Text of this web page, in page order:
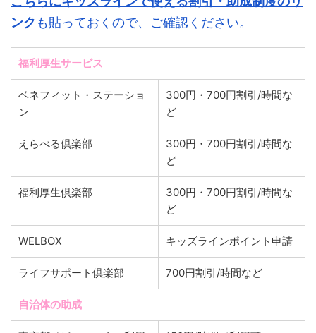
ンク も貼っておくので、ご確認ください。
福利厚生サービス
ベネフィット・ステーショ
ン
300円・700円割引/時間な
ど
えらべる倶楽部
300円・700円割引/時間な
ど
福利厚生倶楽部
300円・700円割引/時間な
ど
WELBOX キッズラインポイント申請
ライフサポート倶楽部 700円割引/時間など
自治体の助成